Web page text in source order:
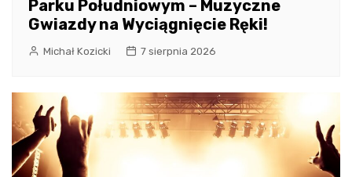
Parku Południowym – Muzyczne
Gwiazdy na Wyciągnięcie Ręki!
Michał Kozicki 7 sierpnia 2026